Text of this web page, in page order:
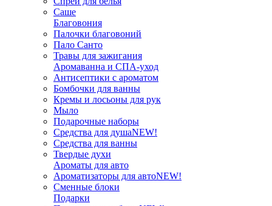
Саше
Благовония
Палочки благовоний
Пало Санто
Травы для зажигания
Аромаванна и СПА-уход
Антисептики с ароматом
Бомбочки для ванны
Кремы и лосьоны для рук
Мыло
Подарочные наборы
Средства для душаNEW!
Средства для ванны
Твердые духи
Ароматы для авто
Ароматизаторы для автоNEW!
Сменные блоки
Подарки